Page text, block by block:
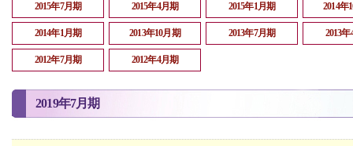
2015年7月期 2015年4月期 2015年1月期 2014年
2014年1月期 2013年10月期 2013年7月期 2013
2012年7月期 2012年4月期
2019年7月期